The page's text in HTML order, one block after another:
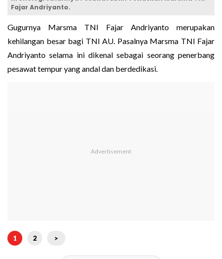
Fajar Andriyanto.
Gugurnya Marsma TNI Fajar Andriyanto merupakan
kehilangan besar bagi TNI AU. Pasalnya Marsma TNI Fajar
Andriyanto selama ini dikenal sebagai seorang penerbang
pesawat tempur yang andal dan berdedikasi.
1 2 >